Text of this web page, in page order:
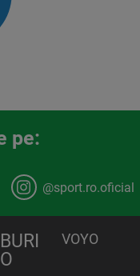
pe:
@sport.ro.oficial
VOYO